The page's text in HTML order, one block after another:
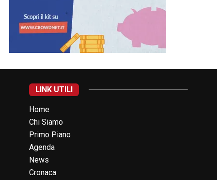
LINK UTILI
Home
Chi Siamo
Primo Piano
Agenda
News
Cronaca